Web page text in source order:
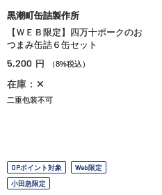
黒潮町缶詰製作所
【ＷＥＢ限定】四万十ポークのお
つまみ缶詰６缶セット
5,200 円 （8%税込）
在庫：✕
二重包装不可
OPポイント対象
Web限定
小田急限定